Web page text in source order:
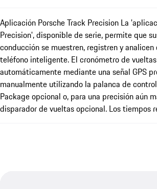
Aplicación Porsche Track Precision La
Precision', disponible de serie, permite que
conducción se muestren, registren y
teléfono inteligente. El cronómetro de
automáticamente mediante una señal GPS
manualmente utilizando la palanca de
Package opcional o, para una precisión aún
disparador de vueltas opcional. Los tiempos